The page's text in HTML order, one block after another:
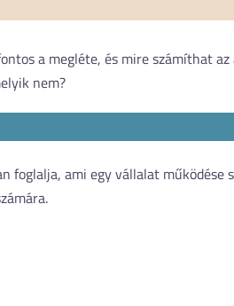
a megléte, és mire számíthat az
nem?
foglalja, ami egy vállalat működése